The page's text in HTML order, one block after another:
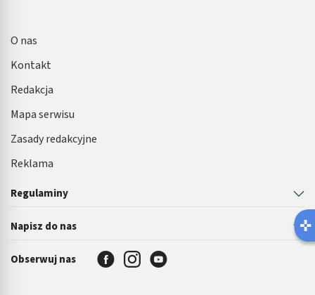
Regulaminy
Napisz do nas
O nas
Kontakt
Redakcja
Mapa serwisu
Zasady redakcyjne
Reklama
Obserwuj nas
Latem łatwiej o infekcję pęcherza 🌊